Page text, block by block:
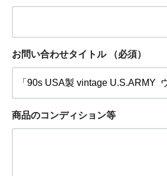
お問い合わせタイトル （必須）
商品のコンディション等